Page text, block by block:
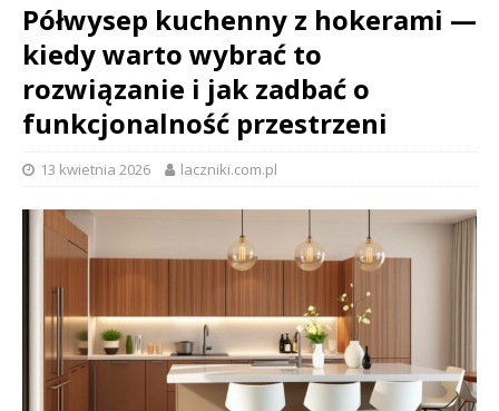
Półwysep kuchenny z hokerami —
kiedy warto wybrać to
rozwiązanie i jak zadbać o
funkcjonalność przestrzeni
13 kwietnia 2026 laczniki.com.pl